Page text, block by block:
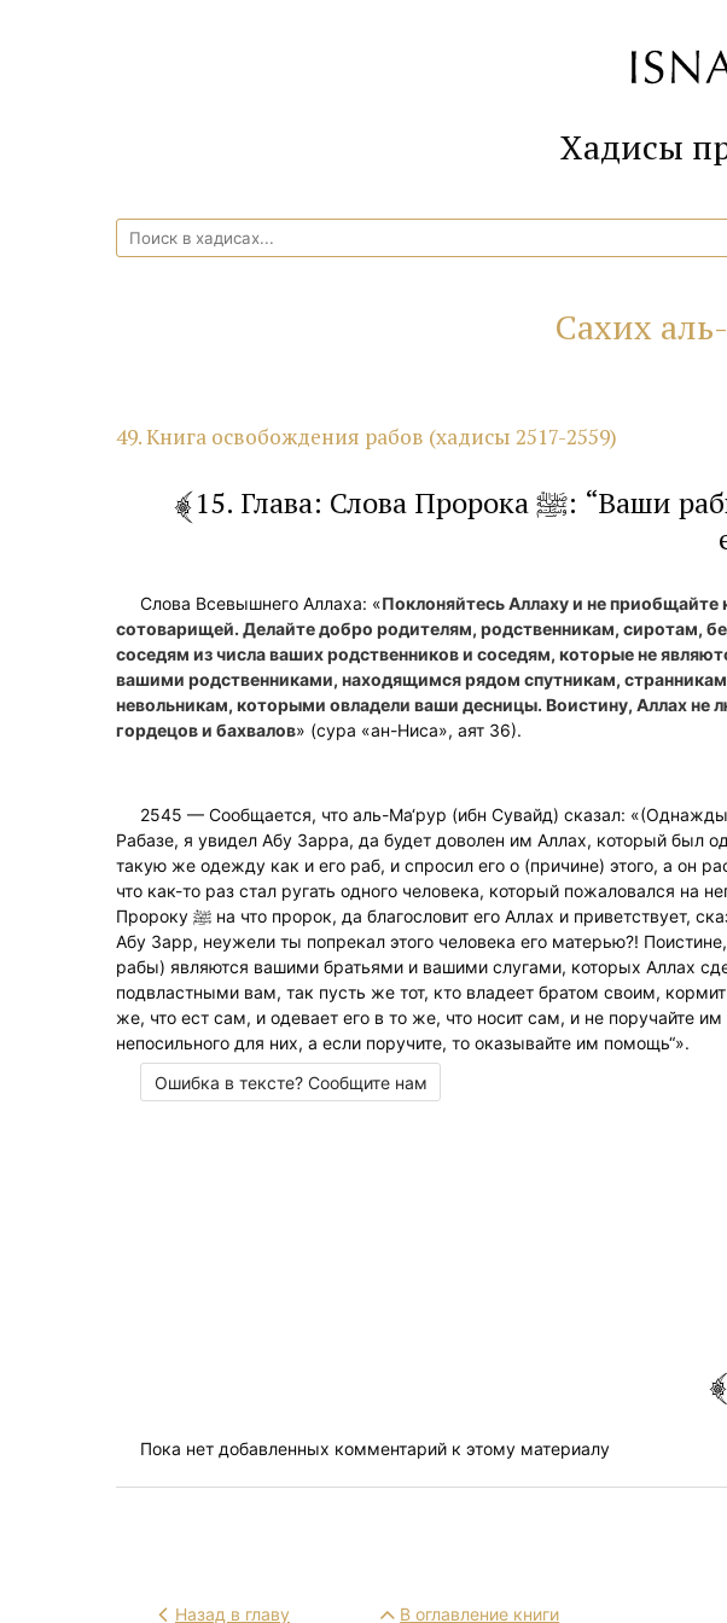
Сахих
49. Книга освобождения рабов (хадисы 2517-2559)
15. Глава: Слова Пророка ﷺ: “Ваши рабы являются вашими братьями, кормите их тем же, что
Слова Всевышнего Аллаха: «Поклоняйтесь Аллаху и не приобщайте
сотоварищей. Делайте добро родителям, родственникам, сиротам,
соседям из числа ваших родственников и соседям, которые не
вашими родственниками, находящимся рядом спутникам,
невольникам, которыми овладели ваши десницы. Воистину, Аллах не
гордецов и бахвалов» (сура «ан-Ниса», аят 36).
2545 — Сообщается, что аль-Ма‘рур (ибн Сувайд) сказал:
Рабазе, я увидел Абу Зарра, да будет доволен им Аллах, который был
такую же одежду как и его раб, и спросил его о (причине) этого, а он
что как-то раз стал ругать одного человека, который пожаловался на
Пророку ﷺ на что пророк, да благословит его Аллах и приветствует, сказал: „О
Абу Зарр, неужели ты попрекал этого человека его матерью?!
рабы) являются вашими братьями и вашими слугами, которых Аллах
подвластными вам, так пусть же тот, кто владеет братом своим,
же, что ест сам, и одевает его в то же, что носит сам, и не поручайте им
непосильного для них, а если поручите, то оказывайте им помощь“».
Ошибка в тексте? Сообщите нам
Пока нет добавленных комментарий к этому материалу
Назад в главу В оглавление книги